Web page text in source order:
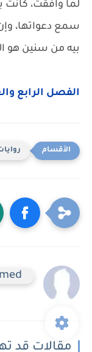
لما وافقت، كانت
سمع دعواتها،
بيه من سنين هو
الفصل الرابع
مقالات قد